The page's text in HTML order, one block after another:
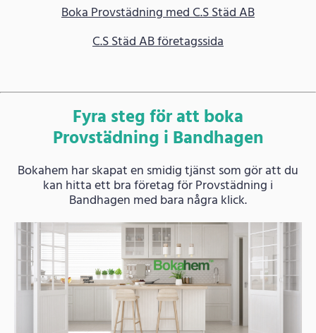
Boka Provstädning med C.S Städ AB
C.S Städ AB företagssida
Fyra steg för att boka
Provstädning i Bandhagen
Bokahem har skapat en smidig tjänst som gör att du
kan hitta ett bra företag för Provstädning i
Bandhagen med bara några klick.